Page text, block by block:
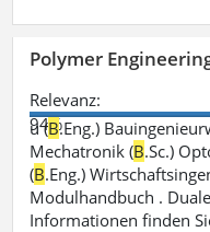
Polymer
Relevanz:
94%
u (B.Eng.)
Mechatronik (B.Sc.)
(B.Eng.)
Modulhandbuch .
Informationen finden